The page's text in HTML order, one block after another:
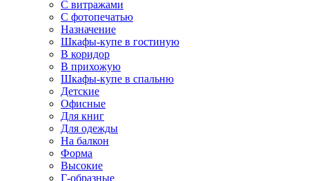
С витражами
С фотопечатью
Назначение
Шкафы-купе в гостиную
В коридор
В прихожую
Шкафы-купе в спальню
Детские
Офисные
Для книг
Для одежды
На балкон
Форма
Высокие
Г-образные